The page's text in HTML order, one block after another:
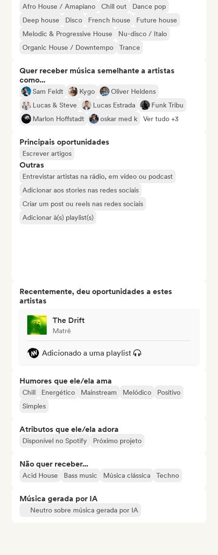
Afro House / Amapiano Chill out
Dance pop
Deep house
Disco French house
Future house
Melodic & Progressive House
Nu-disco / Italo
Organic House / Downtempo
Trance
Quer receber música semelhante a artistas
como...
Sam Feldt Kygo
Oliver Heldens
Lucas & Steve
Lucas Estrada
Funk Tribu
Marlon Hoffstadt
oskar med k Ver tudo +3
Principais oportunidades
Escrever artigos
Outras
Entrevistar artistas na rádio, em vídeo ou podcast
Adicionar aos stories nas redes sociais
Criar um post ou reels nas redes sociais
Adicionar à(s) playlist(s)
Recentemente, deu oportunidades a estes
artistas
The Drift
Matrē
Adicionado a uma playlist
Humores que ele/ela ama
Chill Energético Mainstream Melódico
Positivo
Simples
Atributos que ele/ela adora
Disponível no Spotify Próximo projeto
Não quer receber...
Acid House Bass music Música clássica Techno
Música gerada por IA
Neutro sobre música gerada por IA